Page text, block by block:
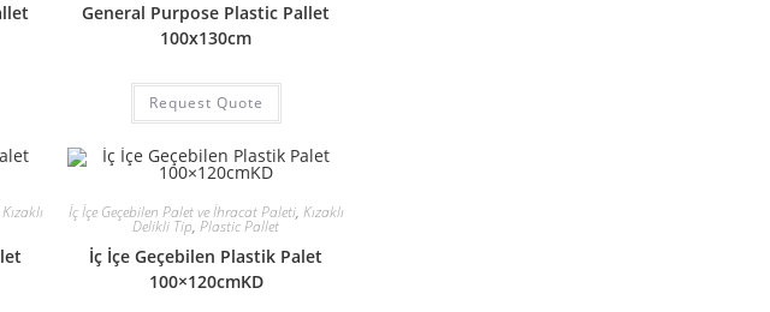
General Purpose Plastic Pallet
100x130cm
Request Quote
Kızaklı İç İçe Geçebilen Palet ve İhracat Paleti, Kızaklı
Delikli Tip, Plastic Pallet
İç İçe Geçebilen Plastik Palet
100×120cmKD